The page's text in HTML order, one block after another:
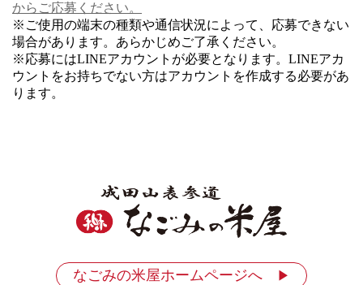
からご応募ください。
※ご使用の端末の種類や通信状況によって、応募できない
場合があります。あらかじめご了承ください。
※応募にはLINEアカウントが必要となります。LINEアカ
ウントをお持ちでない方はアカウントを作成する必要があ
ります。
なごみの米屋ホームページへ ▶